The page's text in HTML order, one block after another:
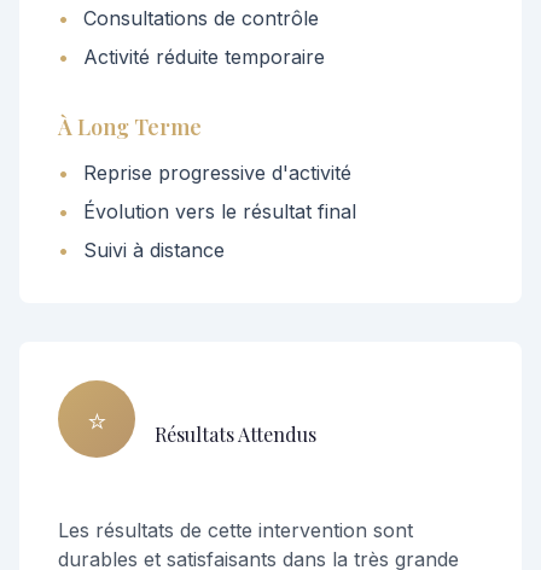
•
Consultations de contrôle
•
Activité réduite temporaire
À Long Terme
•
Reprise progressive d'activité
•
Évolution vers le résultat final
•
Suivi à distance
⭐ Résultats Attendus
Les résultats de cette intervention sont
durables et satisfaisants dans la très grande